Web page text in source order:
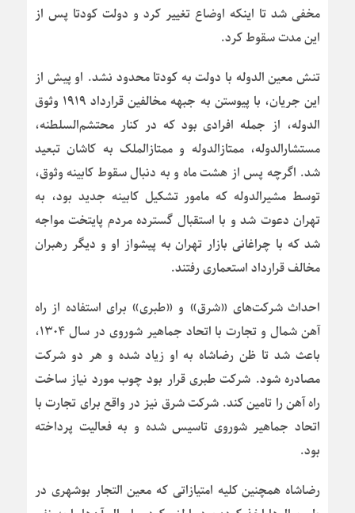
مخفی شد تا اینکه اوضاع تغییر کرد و دولت کودتا پس از
این مدت سقوط کرد.
تنش معین الدوله با دولت به کودتا محدود نشد. او پیش از
این جریان، با پیوستن به جبهه مخالفین قرارداد ۱۹۱۹ وثوق
الدوله، از جمله افرادی بود که در کنار محتشم‌السلطنه،
مستشارالدوله، ممتازالدوله و ممتازالملک به کاشان تبعید
شد. اگرچه پس از هشت ماه و به دنبال سقوط کابینه وثوق،
توسط مشیرالدوله که مامور تشکیل کابینه جدید بود، به
تهران دعوت شد و با استقبال گسترده مردم پایتخت مواجه
شد که با چراغانی بازار تهران به پیشواز او و دیگر رهبران
مخالف قرارداد استعماری رفتند.
احداث شرکت‌های «شرق» و «طبری» برای استفاده از راه
آهن شمال و تجارت با اتحاد جماهیر شوروی در سال ۱۳۰۴،
باعث شد تا ظن رضاشاه به او زیاد شده و هر دو شرکت
مصادره شود. شرکت طبری قرار بود چوب مورد نیاز ساخت
راه آهن را تامین کند. شرکت شرق نیز در واقع برای تجارت با
اتحاد جماهیر شوروی تاسیس شده و به فعالیت پرداخته
بود.
رضاشاه همچنین کلیه امتیازاتی که معین التجار بوشهری در